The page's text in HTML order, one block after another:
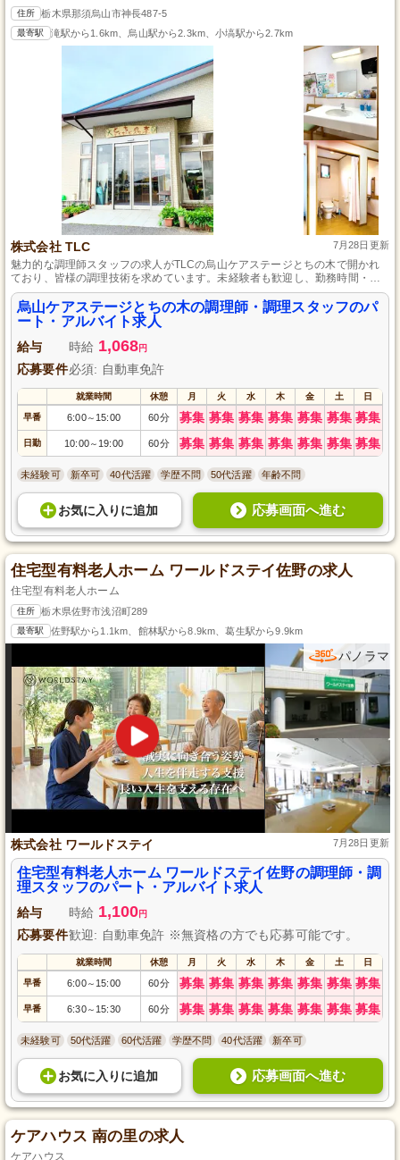
住所 栃木県那須烏山市神長487-5
最寄駅 滝駅から1.6km、烏山駅から2.3km、小塙駅から2.7km
株式会社 TLC 7月28日更新
魅力的な調理師スタッフの求人がTLCの烏山ケアステージとちの木で開かれ
ており、皆様の調理技術を求めています。未経験者も歓迎し、勤務時間・日
数は相談可能、マイカー通勤も可能で、賞与は年3回支給され、頑張りが還元
される職場です。本格的な調理業務に挑戦し、自分のペースで働く環境を提
供します。
烏山ケアステージとちの木の調理師・調理スタッフのパ
ート・アルバイト求人
給与 時給 1,068円
応募要件必須: 自動車免許
就業時間 休憩 月 火 水 木 金 土 日
早番 6:00～ 15:00 60分 募集 募集 募集 募集 募集 募集 募集
日勤 10:00～ 19:00 60分 募集 募集 募集 募集 募集 募集 募集
未経験可 新卒可 40代活躍 学歴不問 50代活躍 年齢不問
お気に入り に追加 応募画面へ進む
住宅型有料老人ホーム ワールドステイ佐野の求人
住宅型有料老人ホーム
住所 栃木県佐野市浅沼町289
最寄駅 佐野駅から1.1km、館林駅から8.9km、葛生駅から9.9km
パノラマ
株式会社 ワールドステイ 7月28日更新
住宅型有料老人ホーム ワールドステイ佐野の調理師・調
理スタッフのパート・アルバイト求人
給与 時給 1,100円
応募要件歓迎: 自動車免許 ※無資格の方でも応募可能です。
就業時間 休憩 月 火 水 木 金 土 日
早番 6:00～ 15:00 60分 募集 募集 募集 募集 募集 募集 募集
早番 6:30～ 15:30 60分 募集 募集 募集 募集 募集 募集 募集
未経験可 50代活躍 60代活躍 学歴不問 40代活躍 新卒可
お気に入り に追加 応募画面へ進む
ケアハウス 南の里の求人
ケアハウス